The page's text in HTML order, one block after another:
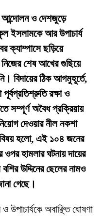
আন্দোলন ও দেশজুড়ে
ইসলামকে আর উপাচার্য
ক্যাম্পাসে ছড়িয়ে
শেষ আখের গুছিয়ে
বিদায়ের ঠিক আগমুহূর্তে,
পূর্বপ্রতিশ্রুতি রক্ষা ও
সম্পূর্ণ অবৈধ প্রক্রিয়ায়
দেওয়ার নীল নকশা
হলো, এই ১০৪ জনের
ওপর হামলার ঘটনায় দায়ের
উদ্দিনের ছেলের নামও
গেছে।
উপাচার্যকে অবাঞ্ছিত ঘোষণা